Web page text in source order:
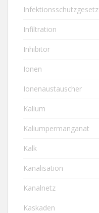
Infektionsschutzgesetz
Infiltration
Inhibitor
Ionen
Ionenaustauscher
Kalium
Kaliumpermanganat
Kalk
Kanalisation
Kanalnetz
Kaskaden